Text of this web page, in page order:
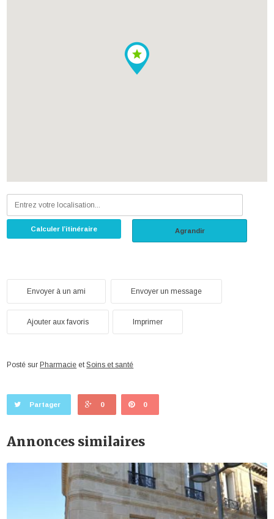
Calculer l’itinéraire Agrandir
Envoyer à un ami Envoyer un message
Ajouter aux favoris Imprimer
Posté surPharmacie etSoins et santé
Partager 0 0
Annonces similaires